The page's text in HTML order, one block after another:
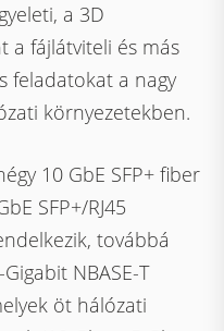
a 3D
a fájlátviteli és más
feladatokat a nagy
környezetekben.
10 GbE SFP+ fiber
SFP+/RJ45
továbbá
NBASE-T
öt hálózati